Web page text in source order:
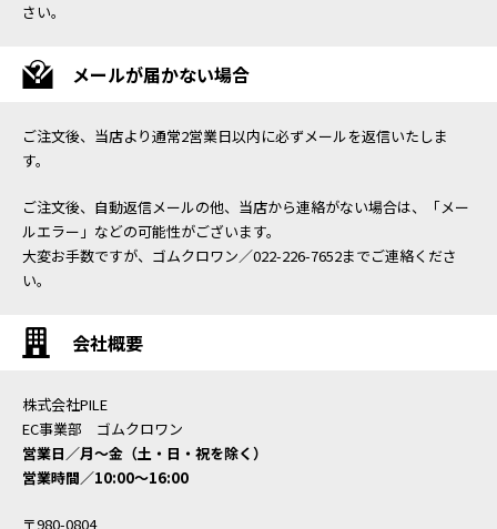
さい。
メールが届かない場合
ご注文後、当店より通常2営業日以内に必ずメールを返信いたしま
す。
ご注文後、自動返信メールの他、当店から連絡がない場合は、「メー
ルエラー」などの可能性がございます。
大変お手数ですが、ゴムクロワン／022-226-7652までご連絡くださ
い。
会社概要
株式会社PILE
EC事業部 ゴムクロワン
営業日／月〜金（土・日・祝を除く）
営業時間／10:00〜16:00
〒980-0804